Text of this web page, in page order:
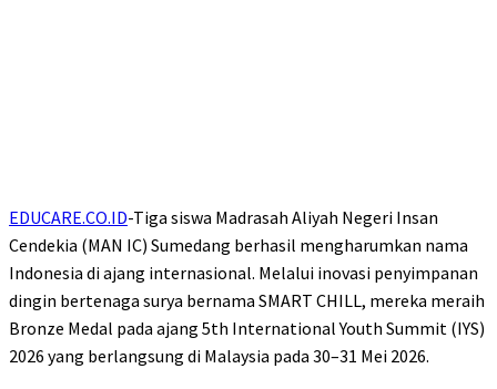
EDUCARE.CO.ID-Tiga siswa Madrasah Aliyah Negeri Insan
Cendekia (MAN IC) Sumedang berhasil mengharumkan nama
Indonesia di ajang internasional. Melalui inovasi penyimpanan
dingin bertenaga surya bernama SMART CHILL, mereka meraih
Bronze Medal pada ajang 5th International Youth Summit (IYS)
2026 yang berlangsung di Malaysia pada 30–31 Mei 2026.